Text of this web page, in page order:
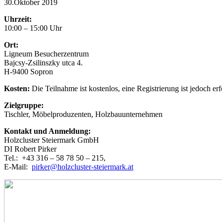
30.Oktober 2019
Uhrzeit:
10:00 – 15:00 Uhr
Ort:
Ligneum Besucherzentrum
Bajcsy-Zsilinszky utca 4.
H-9400 Sopron
Kosten: Die Teilnahme ist kostenlos, eine Registrierung ist jedoch
Zielgruppe:
Tischler, Möbelproduzenten, Holzbauunternehmen
Kontakt und Anmeldung:
Holzcluster Steiermark GmbH
DI Robert Pirker
Tel.: +43 316 – 58 78 50 – 215,
E-Mail: pirker@holzcluster-steiermark.at